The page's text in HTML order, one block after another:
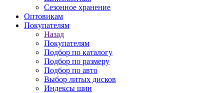
Сезонное хранение
Оптовикам
Покупателям
Назад
Покупателям
Подбор по каталогу
Подбор по размеру
Подбор по авто
Выбор литых дисков
Индексы шин